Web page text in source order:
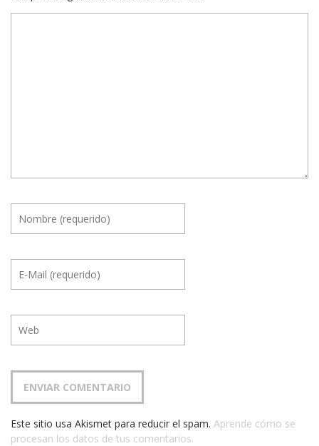
Este sitio usa Akismet para reducir el spam. Aprende cómo se
procesan los datos de tus comentarios.